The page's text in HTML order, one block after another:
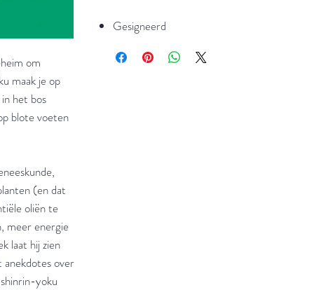
om
maak je op
het bos
blote voeten
(en dat
oliën te
meer energie
laat hij zien
over
yoku
Gesigneerd